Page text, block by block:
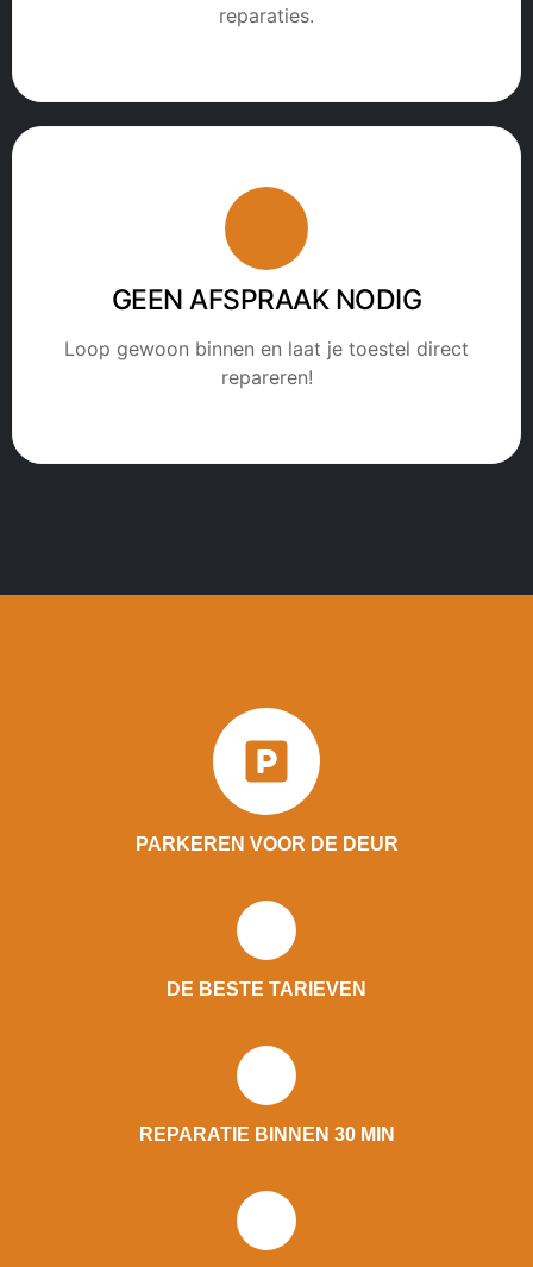
reparaties.
GEEN AFSPRAAK NODIG
Loop gewoon binnen en laat je toestel direct
repareren!
PARKEREN VOOR DE DEUR
DE BESTE TARIEVEN
REPARATIE BINNEN 30 MIN